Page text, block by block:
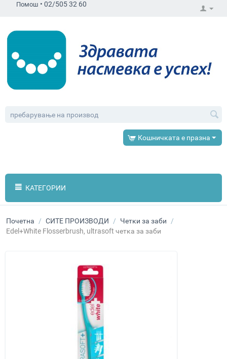
Помош • 02/505 32 60
Кошничката е празна
КАТЕГОРИИ
Почетна / СИТЕ ПРОИЗВОДИ / Четки за заби /
Edel+White Flosserbrush, ultrasoft четка за заби